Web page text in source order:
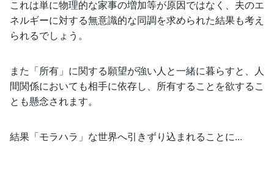
これは単に物理的な家事の増加等が原因ではなく、夫のエ
ネルギーに対する無意識的な同調を求められた結果も考え
られるでしょう。
また「所有」に関する願望が強い人と一緒に暮らすと、人
間関係においても相手に依存し、所有することを欲するこ
とも懸念されます。
結果「モラハラ」な世界へ引きずり込まれることに...